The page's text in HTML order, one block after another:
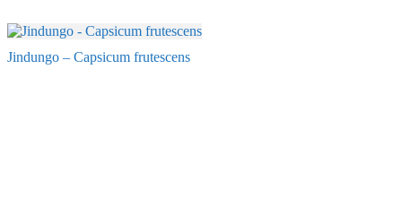
Jindungo – Capsicum frutescens